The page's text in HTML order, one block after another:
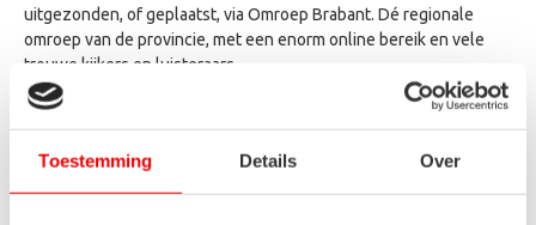
Toestemming Details Over
uitgezonden, of geplaatst, via Omroep Brabant. Dé regionale
omroep van de provincie, met een enorm online bereik en vele
trouwe kijkers en luisteraars.
Adverteren via Omroep Brabant Reclame betekent gegarandeerd
veel aandacht voor jouw boodschap. Wil je bijvoorbeeld meer
naamsbekendheid, een nieuw product lanceren/boosten, of